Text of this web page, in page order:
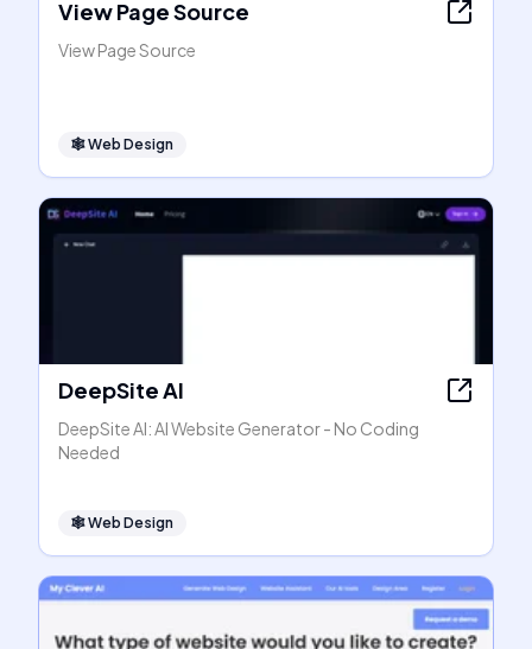
View Page Source
View Page Source
🕸Web Design
DeepSite AI
DeepSite AI: AI Website Generator - No Coding
Needed
🕸Web Design